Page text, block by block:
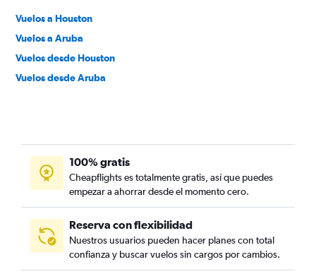
Vuelos a Houston
Vuelos a Aruba
Vuelos desde Houston
Vuelos desde Aruba
100% gratis
Cheapflights es totalmente gratis, así que puedes
empezar a ahorrar desde el momento cero.
Reserva con flexibilidad
Nuestros usuarios pueden hacer planes con total
confianza y buscar vuelos sin cargos por cambios.